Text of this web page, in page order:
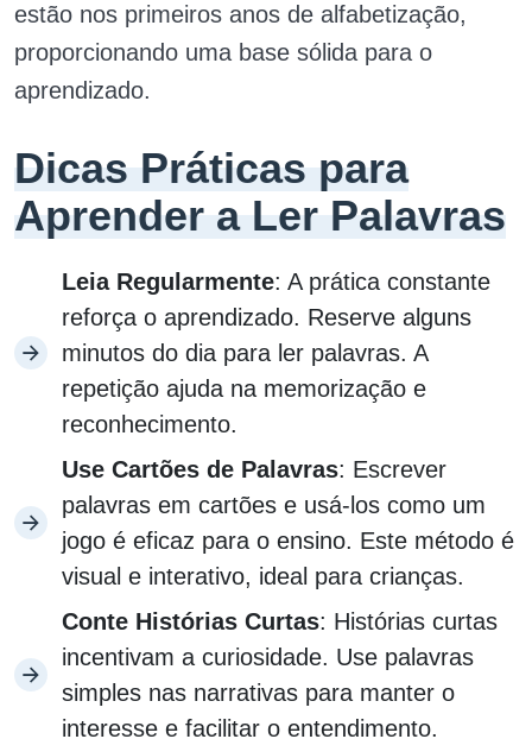
estão nos primeiros anos de alfabetização,
proporcionando uma base sólida para o
aprendizado.
Dicas Práticas para
Aprender a Ler Palavras
Leia Regularmente: A prática constante
reforça o aprendizado. Reserve alguns
minutos do dia para ler palavras. A
repetição ajuda na memorização e
reconhecimento.
Use Cartões de Palavras: Escrever
palavras em cartões e usá-los como um
jogo é eficaz para o ensino. Este método é
visual e interativo, ideal para crianças.
Conte Histórias Curtas: Histórias curtas
incentivam a curiosidade. Use palavras
simples nas narrativas para manter o
interesse e facilitar o entendimento.